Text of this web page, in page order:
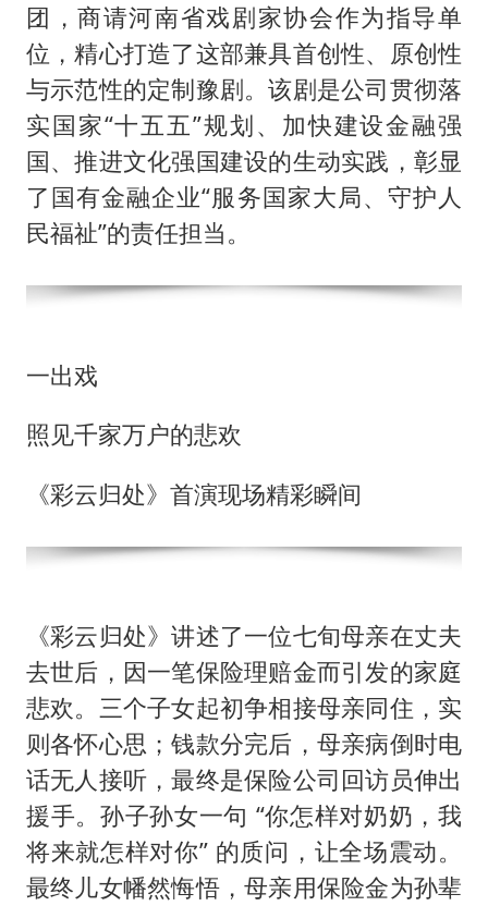
团，商请河南省戏剧家协会作为指导单
位，精心打造了这部兼具首创性、原创性
与示范性的定制豫剧。该剧是公司贯彻落
实国家“十五五”规划、加快建设金融强
国、推进文化强国建设的生动实践，彰显
了国有金融企业“服务国家大局、守护人
民福祉”的责任担当。
一出戏
照见千家万户的悲欢
《彩云归处》首演现场精彩瞬间
《彩云归处》讲述了一位七旬母亲在丈夫
去世后，因一笔保险理赔金而引发的家庭
悲欢。三个子女起初争相接母亲同住，实
则各怀心思；钱款分完后，母亲病倒时电
话无人接听，最终是保险公司回访员伸出
援手。孙子孙女一句 “你怎样对奶奶，我
将来就怎样对你” 的质问，让全场震动。
最终儿女幡然悔悟，母亲用保险金为孙辈